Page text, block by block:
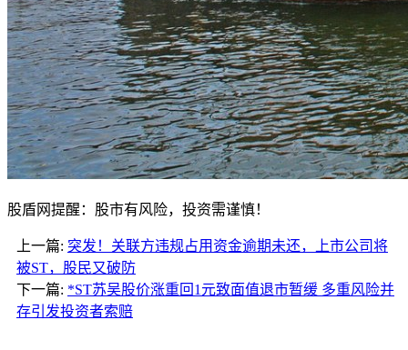
股盾网提醒：股市有风险，投资需谨慎！
上一篇: 突发！关联方违规占用资金逾期未还，上市公司将
被ST，股民又破防
下一篇: *ST苏吴股价涨重回1元致面值退市暂缓 多重风险并
存引发投资者索赔